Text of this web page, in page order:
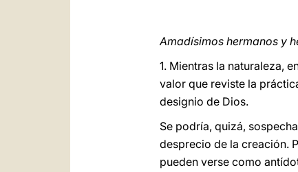
Amadísimos hermanos y
1. Mientras la naturaleza,
valor que reviste la
designio de Dios.
Se podría, quizá,
desprecio de la creación.
pueden verse como